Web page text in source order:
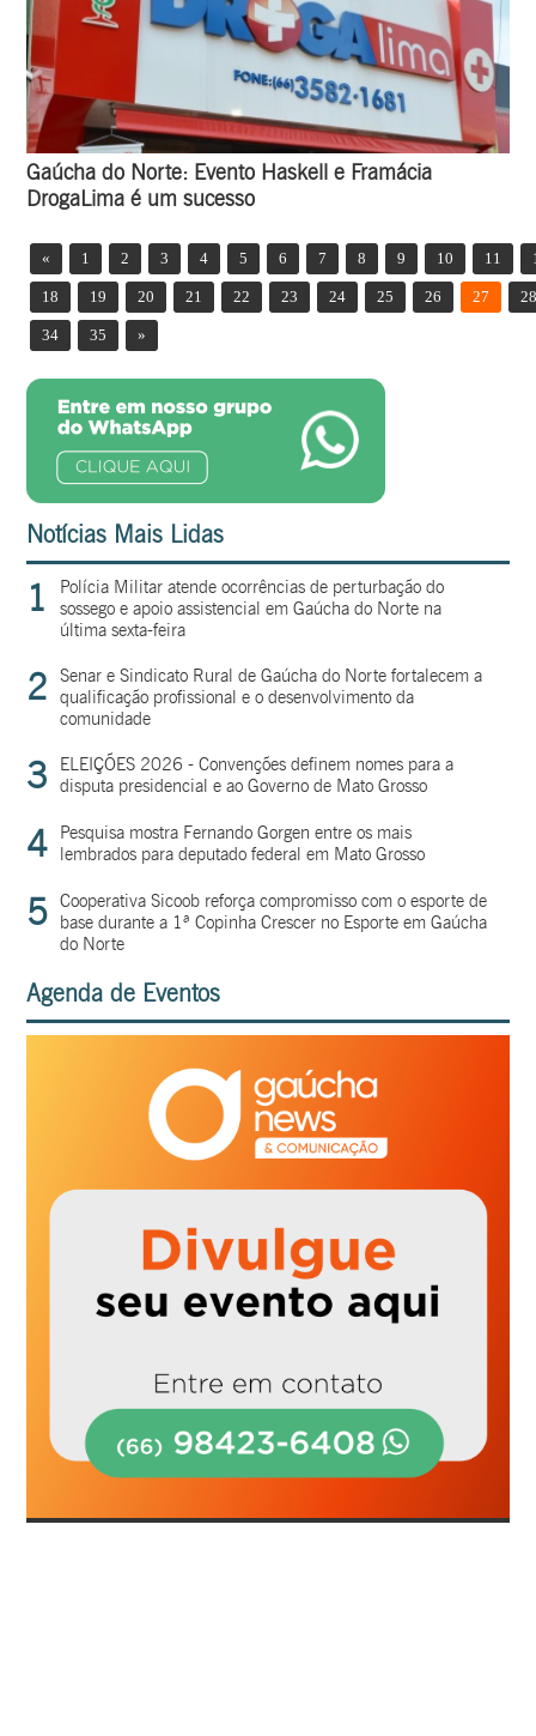
Gaúcha do Norte: Evento Haskell e Framácia
DrogaLima é um sucesso
« 1 2 3 4 5 6 7 8 9 10 11
18 19 20 21 22 23 24 25 26 27
34 35 »
Notícias Mais Lidas
1
Polícia Militar atende ocorrências de perturbação do
sossego e apoio assistencial em Gaúcha do Norte na
última sexta-feira
2
Senar e Sindicato Rural de Gaúcha do Norte fortalecem a
qualificação profissional e o desenvolvimento da
comunidade
3
ELEIÇÕES 2026 - Convenções definem nomes para a
disputa presidencial e ao Governo de Mato Grosso
4
Pesquisa mostra Fernando Gorgen entre os mais
lembrados para deputado federal em Mato Grosso
5 Cooperativa Sicoob reforça compromisso com o esporte de
base durante a 1ª Copinha Crescer no Esporte em Gaúcha
do Norte
Agenda de Eventos